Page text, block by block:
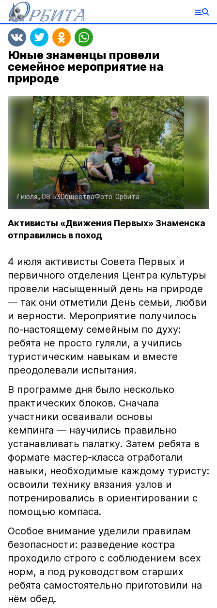
Юные знаменцы провели
семейное мероприятие на
природе
7 июля , 08:53ОбществоФото:Орбита
Активисты «Движения Первых» Знаменска
отправились в поход
4 июля активисты Совета Первых и
первичного отделения Центра культуры
провели насыщенный день на природе
— так они отметили День семьи, любви
и верности. Мероприятие получилось
по-настоящему семейным по духу:
ребята не просто гуляли, а учились
туристическим навыкам и вместе
преодолевали испытания.
В программе дня было несколько
практических блоков. Сначала
участники осваивали основы
кемпинга — научились правильно
устанавливать палатку. Затем ребята в
формате мастер‑класса отработали
навыки, необходимые каждому туристу:
освоили технику вязания узлов и
потренировались в ориентировании с
помощью компаса.
Особое внимание уделили правилам
безопасности: разведение костра
проходило строго с соблюдением всех
норм, а под руководством старших
ребята самостоятельно приготовили на
нём обед.